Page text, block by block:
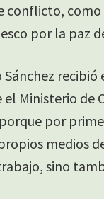
conflicto,
por la paz
Sánchez
el Ministerio de
por
medios
sino